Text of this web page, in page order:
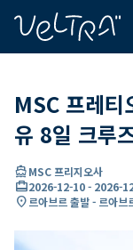
MSC 프레티
유 8일 크루
directions_boatMSC 프리지오사
card_travel2026-12-10- 2026-
location_on르아브르 출발 - 르아브